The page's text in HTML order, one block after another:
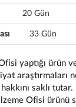
20 Gün
33 Gün
yaptığı ürün
araştırmaları
saklı tutar.
Ofisi ürünü